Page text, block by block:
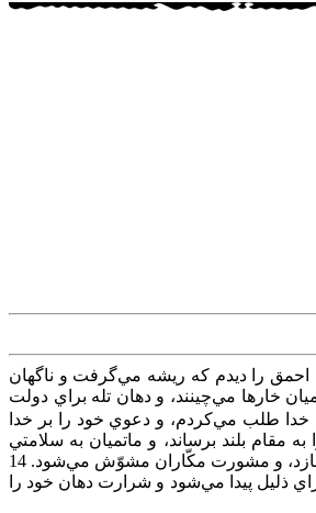
كن‌ و آيا كسي‌ هست‌ كه‌ تو را جواب‌ دهد؟ و به‌ كداميك‌ از مقّدسان‌ توجّه‌ خواهي‌ نمود؟ 2 زيرا غصّه‌، احمق‌ را مي‌كشد و حسد، ابله‌ را مي‌ميراند. 3 من‌ احمق‌ را ديدم‌ كه‌ ريشه‌ مي‌گرفت‌ و ناگهان‌
محصول‌ او را مي‌خورند، و آن‌ را نيز از ميان‌ خارها مي‌چينند، و دهان‌ تله‌ براي‌ دولت‌
از زمين‌ نمي‌رويد. 7 بلكه‌ انسان‌براي‌ مشقّت‌ مولود مي‌شود، چنانكه‌ شراره‌ها بالا مي‌پرد. 8 و لكن‌ من‌ نزد خدا طلب‌ مي‌كردم‌، و دعوي‌ خود را بر خدا
بي‌شمار؛ 10 كه‌ بر روي‌ زمين‌ باران‌ مي‌باراند، و آب‌ بر روي‌ صخره‌ها جاري‌ مي‌سازد، 11 تا مسكينان‌ را به‌ مقام‌ بلند برساند، و ماتميان‌ به‌ سلامتي‌
سرافراشته‌ شوند؛ 12 كه‌ فكرهاي‌ حيله‌گران‌ را باطل‌ مي‌سازد، به‌ طوري‌ كه‌ دستهاي‌ ايشان‌ هيچ‌ كار مفيد نمي‌تواند كرد؛ 13 كه‌ حكيمان‌ را در حيله‌ ايشان‌ گرفتار مي‌سازد، و مشورت‌ مكّاران‌ مشوّش‌ مي‌شود. 14
مثل‌ شب‌ كورانه‌ راه‌ مي‌روند؛ 15 كه‌ مسكين‌ را از شمشير دهان‌ ايشان‌، و از دست‌ زورآور نجات‌ مي‌دهد. 16 پس‌ اميد، براي‌ ذليل‌ پيدا مي‌شود و شرارت‌ دهان‌ خود را